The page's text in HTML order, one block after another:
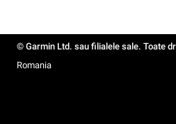
© Garmin Ltd. sau filialele sale. Toate
Romania